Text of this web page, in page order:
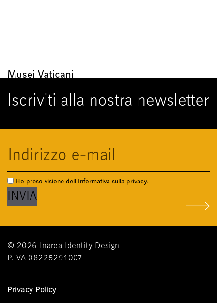
Musei Vaticani
Iscriviti alla nostra newsletter
Ho preso visione dell'Informativa sulla privacy.
© 2026 Inarea Identity Design
P.IVA 08225291007
Privacy Policy